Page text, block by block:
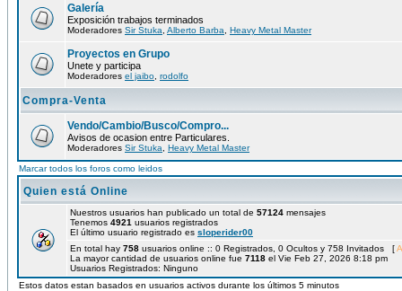
Galería
Exposición trabajos terminados
Moderadores Sir Stuka Alberto Barba Heavy Metal Master
Proyectos en Grupo
Unete y participa
Moderadores el jaibo rodolfo
Compra-Venta
Vendo/Cambio/Busco/Compro...
Avisos de ocasion entre Particulares.
Moderadores Sir Stuka Heavy Metal Master
Marcar todos los foros como leidos
Quien está Online
Nuestros usuarios han publicado un total de 57124 mensajes
Tenemos 4921 usuarios registrados
El último usuario registrado es sloperider00
En total hay 758 usuarios online :: 0 Registrados, 0 Ocultos y 758 Invitados [
La mayor cantidad de usuarios online fue 7118 el Vie Feb 27, 2026 8:18 pm
Usuarios Registrados: Ninguno
Estos datos estan basados en usuarios activos durante los últimos 5 minutos